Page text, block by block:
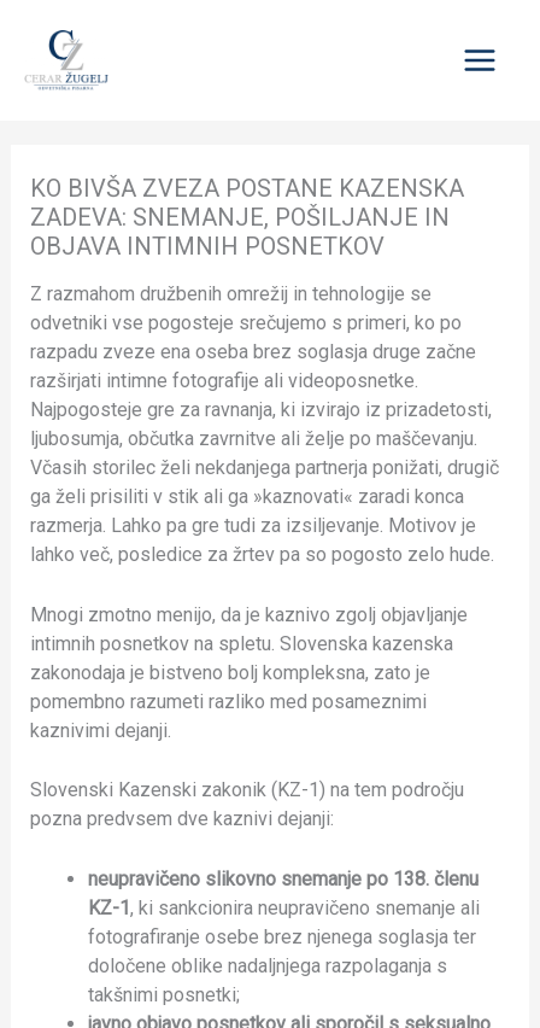
content
KO BIVŠA ZVEZA POSTANE KAZENSKA
ZADEVA: SNEMANJE, POŠILJANJE IN
OBJAVA INTIMNIH POSNETKOV
Z razmahom družbenih omrežij in tehnologije se
odvetniki vse pogosteje srečujemo s primeri, ko po
razpadu zveze ena oseba brez soglasja druge začne
razširjati intimne fotografije ali videoposnetke.
Najpogosteje gre za ravnanja, ki izvirajo iz prizadetosti,
ljubosumja, občutka zavrnitve ali želje po maščevanju.
Včasih storilec želi nekdanjega partnerja ponižati, drugič
ga želi prisiliti v stik ali ga »kaznovati« zaradi konca
razmerja. Lahko pa gre tudi za izsiljevanje. Motivov je
lahko več, posledice za žrtev pa so pogosto zelo hude.
Mnogi zmotno menijo, da je kaznivo zgolj objavljanje
intimnih posnetkov na spletu. Slovenska kazenska
zakonodaja je bistveno bolj kompleksna, zato je
pomembno razumeti razliko med posameznimi
kaznivimi dejanji.
Slovenski Kazenski zakonik (KZ-1) na tem področju
pozna predvsem dve kaznivi dejanji:
neupravičeno slikovno snemanje po 138. členu
KZ-1, ki sankcionira neupravičeno snemanje ali
fotografiranje osebe brez njenega soglasja ter
določene oblike nadaljnjega razpolaganja s
takšnimi posnetki;